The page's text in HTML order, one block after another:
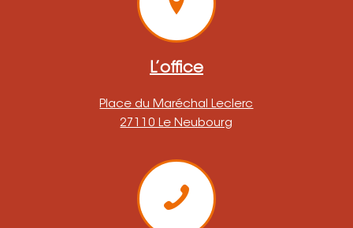
L’office
Place du Maréchal Leclerc
27110 Le Neubourg